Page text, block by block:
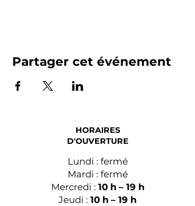
Partager cet événement
HORAIRES
D'OUVERTURE
Lundi : fermé
Mardi : fermé
Mercredi :10 h – 19 h
Jeudi : 10 h – 19 h